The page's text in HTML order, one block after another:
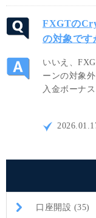
FXGTの
の対象です
いいえ、
ーンの対象
入金ボーナ
希望される
口座やスタ
すすめしま
口座開設 (35)